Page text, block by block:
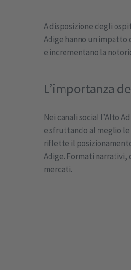
A disposizione degli
Adige hanno un
e incrementano la
L’importanza
Nei canali social l’Alto
e sfruttando al meglio
riflette il
Adige. Formati
mercati.